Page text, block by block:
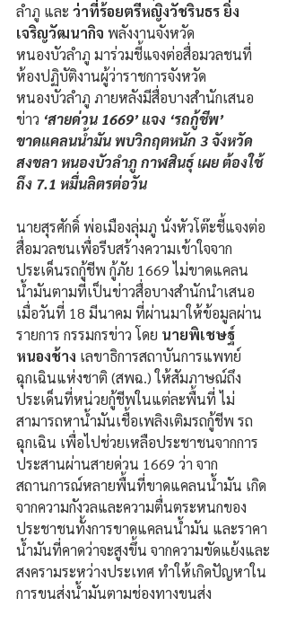
ลำภู และ ว่าที่ร้อยตรีหญิงวัชรินธร ยิ่ง
เจริญวัฒนากิจ พลังงานจังหวัด
หนองบัวลำภู มาร่วมชี้แจงต่อสื่อมวลชนที่
ห้องปฏิบัติงานผู้ว่าราชการจังหวัด
หนองบัวลำภู ภายหลังมีสื่อบางสำนักเสนอ
ข่าว ‘สายด่วน 1669’ แจง ‘รถกู้ชีพ’
ขาดแคลนน้ำมัน พบวิกฤตหนัก 3 จังหวัด
สงขลา หนองบัวลำภู กาฬสินธุ์ เผย ต้องใช้
ถึง 7.1 หมื่นลิตรต่อวัน
นายสุรศักดิ์ พ่อเมืองลุ่มภู นั่งหัวโต๊ะชี้แจงต่อ
สื่อมวลชนเพื่อรีบสร้างความเข้าใจจาก
ประเด็นรถกู้ชีพ กู้ภัย 1669 ไม่ขาดแคลน
น้ำมันตามที่เป็นข่าวสื่อบางสำนักนำเสนอ
เมื่อวันที่ 18 มีนาคม ที่ผ่านมาให้ข้อมูลผ่าน
รายการ กรรมกรข่าว โดย นายพิเชษฐ์
หนองช้าง เลขาธิการสถาบันการแพทย์
ฉุกเฉินแห่งชาติ (สพฉ.) ให้สัมภาษณ์ถึง
ประเด็นที่หน่วยกู้ชีพในแต่ละพื้นที่ ไม่
สามารถหาน้ำมันเชื้อเพลิงเติมรถกู้ชีพ รถ
ฉุกเฉิน เพื่อไปช่วยเหลือประชาชนจากการ
ประสานผ่านสายด่วน 1669 ว่า จาก
สถานการณ์หลายพื้นที่ขาดแคลนน้ำมัน เกิด
จากความกังวลและความตื่นตระหนกของ
ประชาชนทั้งการขาดแคลนน้ำมัน และราคา
น้ำมันที่คาดว่าจะสูงขึ้น จากความขัดแย้งและ
สงครามระหว่างประเทศ ทำให้เกิดปัญหาใน
การขนส่งน้ำมันตามช่องทางขนส่ง